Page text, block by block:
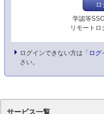
ロ
学認等
リモートロ
ログインできない方は「 ログ
さい。
サービス一覧